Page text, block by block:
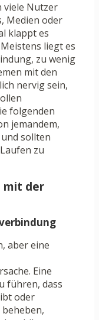
viele Nutzer
Medien oder
klappt es
liegt es
zu wenig
mit den
nervig sein,
folgenden
jemandem,
sollten
zu
mit der
aber eine
Eine
führen, dass
oder